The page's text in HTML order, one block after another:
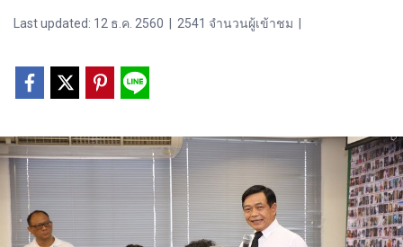
Last updated: 12 ธ.ค. 2560 2541 จำนวนผู้เข้าชม